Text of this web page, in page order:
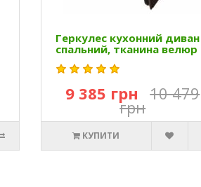
Геркулес кухонний диван
спальний, тканина велюр
9 385 грн 10 479
грн
КУПИТИ